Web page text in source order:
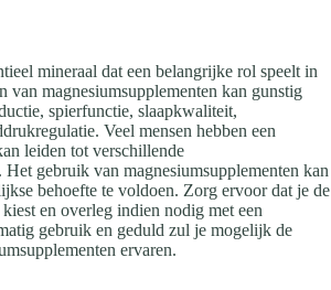
mineraal dat een belangrijke rol speelt in
van magnesiumsupplementen kan gunstig
spierfunctie, slaapkwaliteit,
Veel mensen hebben een
leiden tot verschillende
Het gebruik van magnesiumsupplementen kan
behoefte te voldoen. Zorg ervoor dat je de
en overleg indien nodig met een
gebruik en geduld zul je mogelijk de
ervaren.